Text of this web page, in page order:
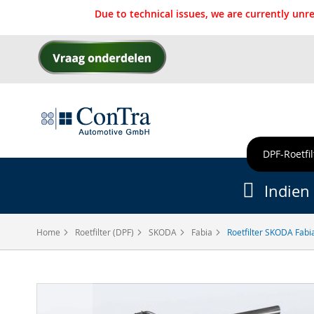
Due to technical issues, we are currently
Ga
naar
inhoud
DPF-
Home Roetfilter (DPF) SKODA Fabia Roetfilter SKODA
Indien